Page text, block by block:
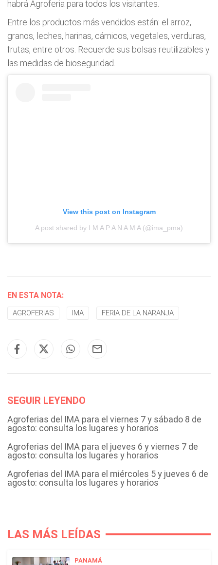
habrá Agroferia para todos los visitantes.
Entre los productos más vendidos están: el arroz,
granos, leches, harinas, cárnicos, vegetales, verduras,
frutas, entre otros. Recuerde sus bolsas reutilizables y
las medidas de bioseguridad.
View this post on Instagram
A post shared by I M A P A N A M A (@ima_pma)
EN ESTA NOTA:
AGROFERIAS IMA FERIA DE LA NARANJA
SEGUIR LEYENDO
Agroferias del IMA para el viernes 7 y sábado 8 de
agosto: consulta los lugares y horarios
Agroferias del IMA para el jueves 6 y viernes 7 de
agosto: consulta los lugares y horarios
Agroferias del IMA para el miércoles 5 y jueves 6 de
agosto: consulta los lugares y horarios
LAS MÁS LEÍDAS
PANAMÁ